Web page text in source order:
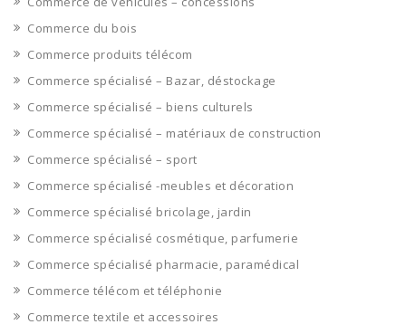
Commerce du bois
Commerce produits télécom
Commerce spécialisé – Bazar, déstockage
Commerce spécialisé – biens culturels
Commerce spécialisé – matériaux de construction
Commerce spécialisé – sport
Commerce spécialisé -meubles et décoration
Commerce spécialisé bricolage, jardin
Commerce spécialisé cosmétique, parfumerie
Commerce spécialisé pharmacie, paramédical
Commerce télécom et téléphonie
Commerce textile et accessoires